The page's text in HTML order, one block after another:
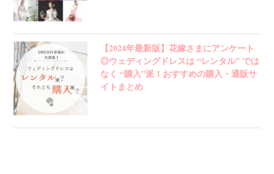
【2024年最新版】花嫁さまにアンケート
◎ウェディングドレスは “レンタル” では
なく “購入”派！おすすめの購入・通販サ
イトまとめ